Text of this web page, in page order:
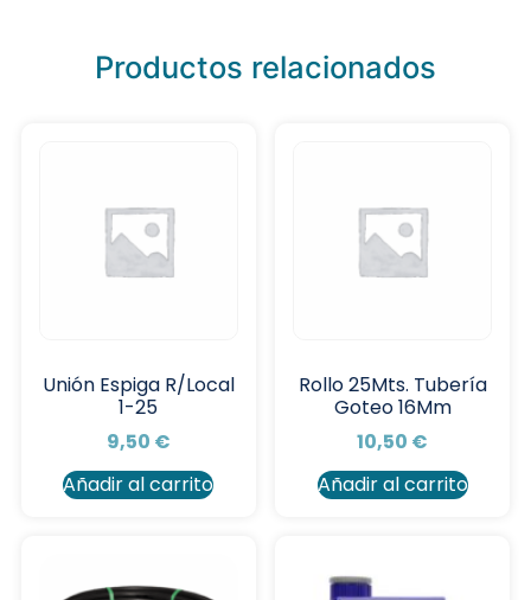
Productos relacionados
Unión Espiga R/Local
1-25
9,50 €
Añadir al carrito
Rollo 25Mts. Tubería
Goteo 16Mm
10,50 €
Añadir al carrito